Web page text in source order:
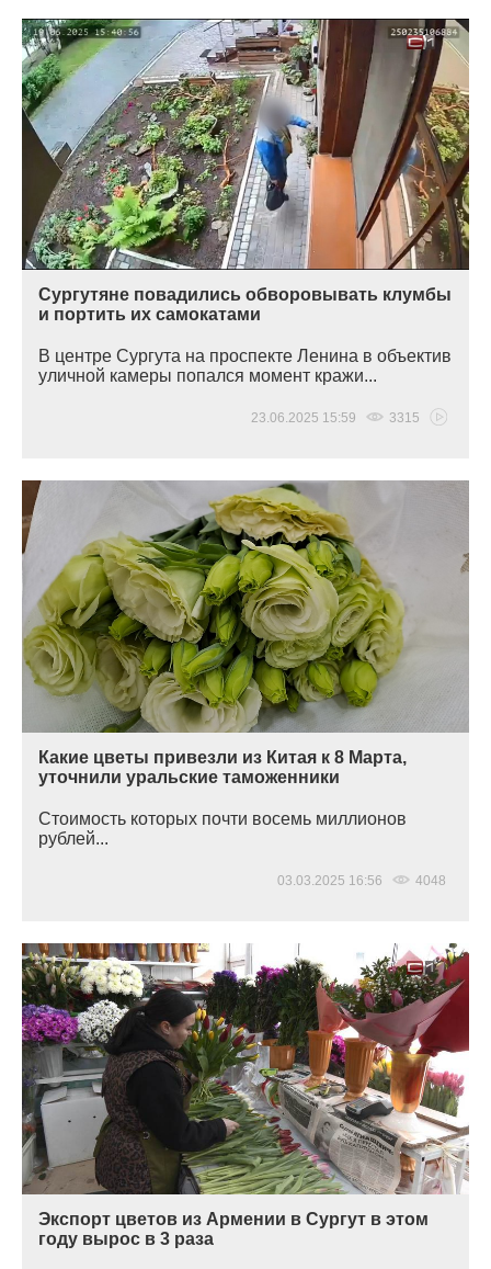
Сургутяне повадились обворовывать клумбы
и портить их самокатами
В центре Сургута на проспекте Ленина в объектив
уличной камеры попался момент кражи...
23.06.2025 15:59 3315
Какие цветы привезли из Китая к 8 Марта,
уточнили уральские таможенники
Стоимость которых почти восемь миллионов
рублей...
03.03.2025 16:56 4048
Экспорт цветов из Армении в Сургут в этом
году вырос в 3 раза